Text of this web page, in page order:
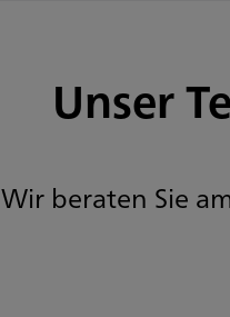
Unser
Wir beraten Sie